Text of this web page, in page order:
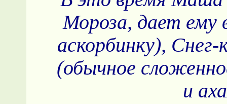
Мороза, дает ему
аскорбинку),
(обычное
и